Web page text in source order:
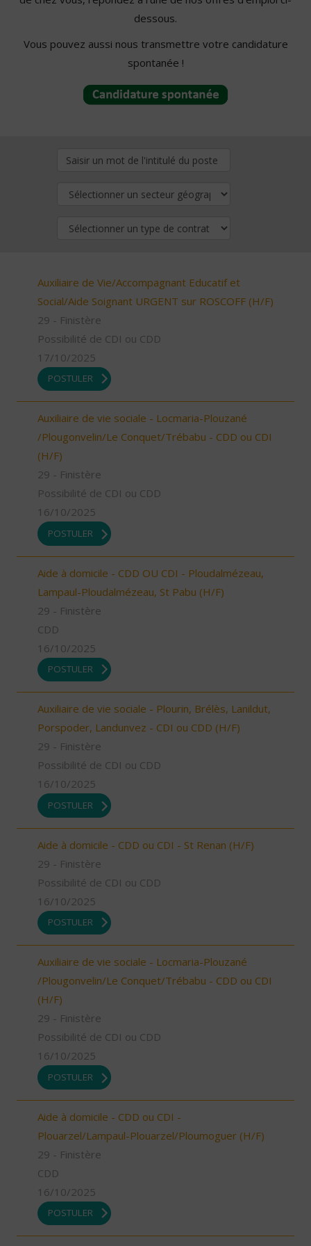
dessous.
Vous pouvez aussi nous transmettre votre candidature
spontanée !
Auxiliaire de Vie/Accompagnant Educatif et
Social/Aide Soignant URGENT sur ROSCOFF (H/F)
29 - Finistère
Possibilité de CDI ou CDD
17/10/2025
POSTULER
Auxiliaire de vie sociale - Locmaria-Plouzané
/Plougonvelin/Le Conquet/Trébabu - CDD ou CDI
(H/F)
29 - Finistère
Possibilité de CDI ou CDD
16/10/2025
POSTULER
Aide à domicile - CDD OU CDI - Ploudalmézeau,
Lampaul-Ploudalmézeau, St Pabu (H/F)
29 - Finistère
CDD
16/10/2025
POSTULER
Auxiliaire de vie sociale - Plourin, Brélès, Lanildut,
Porspoder, Landunvez - CDI ou CDD (H/F)
29 - Finistère
Possibilité de CDI ou CDD
16/10/2025
POSTULER
Aide à domicile - CDD ou CDI - St Renan (H/F)
29 - Finistère
Possibilité de CDI ou CDD
16/10/2025
POSTULER
Auxiliaire de vie sociale - Locmaria-Plouzané
/Plougonvelin/Le Conquet/Trébabu - CDD ou CDI
(H/F)
29 - Finistère
Possibilité de CDI ou CDD
16/10/2025
POSTULER
Aide à domicile - CDD ou CDI -
Plouarzel/Lampaul-Plouarzel/Ploumoguer (H/F)
29 - Finistère
CDD
16/10/2025
POSTULER